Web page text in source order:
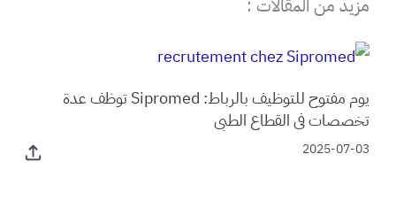
مزيد من المقالات :
يوم مفتوح للتوظيف بالرباط: Sipromed توظف عدة
تخصصات في القطاع الطبي
2025-07-03